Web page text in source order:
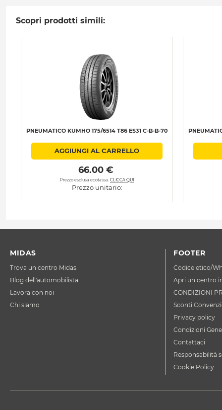
Scopri prodotti simili:
PNEUMATICO KUMHO 175/6514 T86 ES31 C-B-B-70
AGGIUNGI AL CARRELLO
66.00 €
Prezzo esclusa ecotassa. CLICCA QUI
Prezzo unitario:
MIDAS
Trova un centro Midas
Blog dell'automobilista
Lavora con noi
Chi siamo
FOOTER
Codice etico/
Apri un centro
CONDIZIONI
Sconti
Privacy policy
Condizioni
Contattaci
Responsabilità
Cookie Policy